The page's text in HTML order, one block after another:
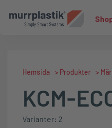
Hemsida > Produkter >
KCM-
Varianter: 2